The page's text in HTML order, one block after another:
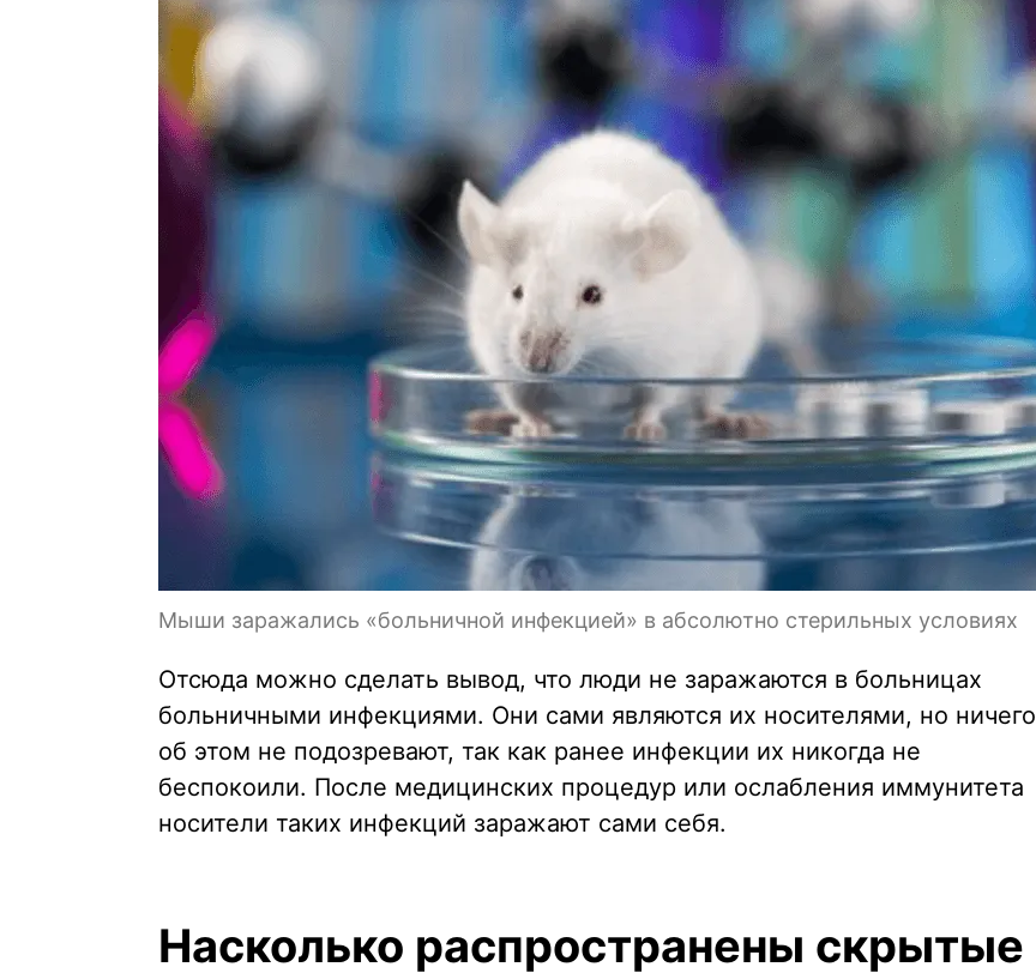
Мыши заражались «больничной инфекцией» в абсолютно стерильных условиях
Отсюда можно сделать вывод, что люди не заражаются в больницах
больничными инфекциями. Они сами являются их носителями, но ничего
об этом не подозревают, так как ранее инфекции их никогда не
беспокоили. После медицинских процедур или ослабления иммунитета
носители таких инфекций заражают сами себя.
Насколько распространены скрытые